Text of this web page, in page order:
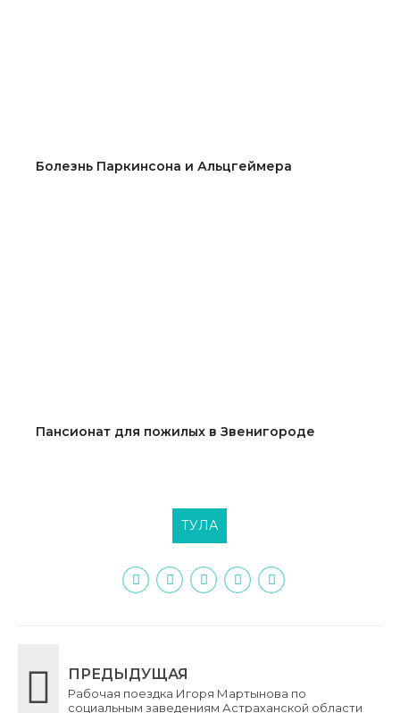
Болезнь Паркинсона и Альцгеймера
Пансионат для пожилых в Звенигороде
ТУЛА
ПРЕДЫДУЩАЯ
Рабочая поездка Игоря Мартынова по
социальным заведениям Астраханской области